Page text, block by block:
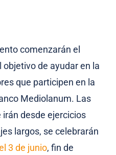
comenzarán el
objetivo de ayudar en la
que participen en la
Mediolanum. Las
desde ejercicios
largos, se celebrarán
3 de junio, fin de